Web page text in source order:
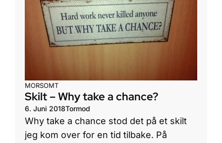
MORSOMT
Skilt – Why take a chance?
6. Juni 2018Tormod
Why take a chance stod det på et skilt
jeg kom over for en tid tilbake. På